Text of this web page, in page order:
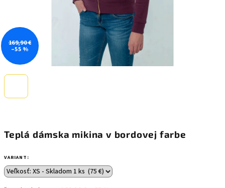
Teplá dámska mikina v bordovej farbe
VARIANT:
169,90 €
–55 %